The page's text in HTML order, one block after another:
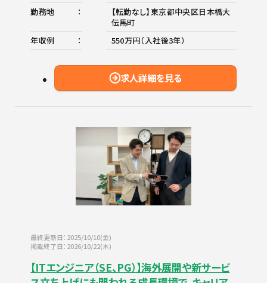
勤務地
【転勤なし】東京都中央区日本橋大
伝馬町
年収例
550万円（入社後3年）
求人詳細を見る
最終更新日：2025/10/10(金)
掲載終了日：2026/10/22(木)
【ITエンジニア（SE、PG）】海外展開や新サービ